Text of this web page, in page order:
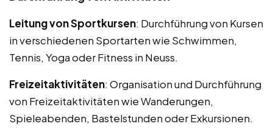
Leitung von Sportkursen: Durchführung von Kursen
in verschiedenen Sportarten wie Schwimmen,
Tennis, Yoga oder Fitness in Neuss.
Freizeitaktivitäten: Organisation und Durchführung
von Freizeitaktivitäten wie Wanderungen,
Spieleabenden, Bastelstunden oder Exkursionen.